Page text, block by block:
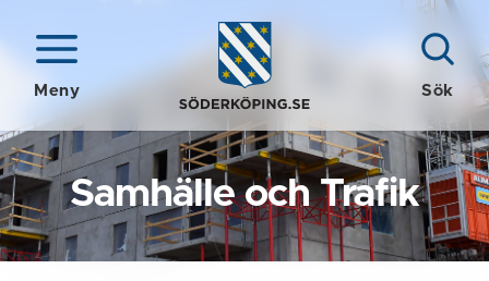
Meny Sök
Samhälle och Trafik